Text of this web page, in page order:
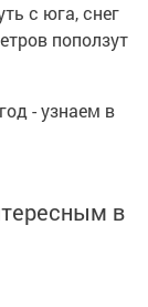
с юга, снег
поползут
- узнаем в
в